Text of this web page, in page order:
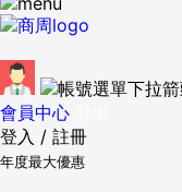
會員中心
登入 / 註冊
年度最大優惠